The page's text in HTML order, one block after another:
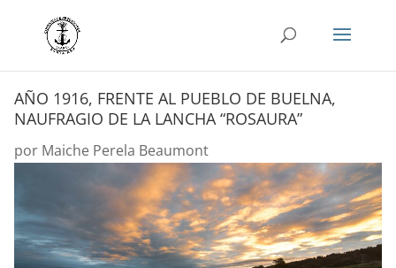
AÑO 1916, FRENTE AL PUEBLO DE BUELNA,
NAUFRAGIO DE LA LANCHA “ROSAURA”
por Maiche Perela Beaumont